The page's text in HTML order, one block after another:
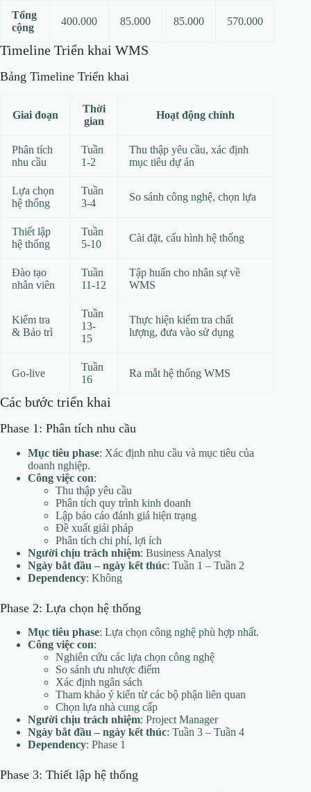
Tổng
cộng
400.000 85.000 85.000 570.000
Timeline Triển khai WMS
Bảng Timeline Triển khai
Giai đoạn
Thời
gian
Hoạt động chính
Phân tích
nhu cầu
Tuần
1-2
Thu thập yêu cầu, xác định
mục tiêu dự án
Lựa chọn
hệ thống
Tuần
3-4
So sánh công nghệ, chọn lựa
Thiết lập
hệ thống
Tuần
5-10
Cài đặt, cấu hình hệ thống
Đào tạo
nhân viên
Tuần
11-12
Tập huấn cho nhân sự về
WMS
Kiểm tra
& Bảo trì
Tuần
13-
15
Thực hiện kiểm tra chất
lượng, đưa vào sử dụng
Go-live
Tuần
16
Ra mắt hệ thống WMS
Các bước triển khai
Phase 1: Phân tích nhu cầu
Mục tiêu phase: Xác định nhu cầu và mục tiêu của
doanh nghiệp.
Công việc con:
Thu thập yêu cầu
Phân tích quy trình kinh doanh
Lập báo cáo đánh giá hiện trạng
Đề xuất giải pháp
Phân tích chi phí, lợi ích
Người chịu trách nhiệm: Business Analyst
Ngày bắt đầu – ngày kết thúc: Tuần 1 – Tuần 2
Dependency: Không
Phase 2: Lựa chọn hệ thống
Mục tiêu phase: Lựa chọn công nghệ phù hợp nhất.
Công việc con:
Nghiên cứu các lựa chọn công nghệ
So sánh ưu nhược điểm
Xác định ngân sách
Tham khảo ý kiến từ các bộ phận liên quan
Chọn lựa nhà cung cấp
Người chịu trách nhiệm: Project Manager
Ngày bắt đầu – ngày kết thúc: Tuần 3 – Tuần 4
Dependency: Phase 1
Phase 3: Thiết lập hệ thống